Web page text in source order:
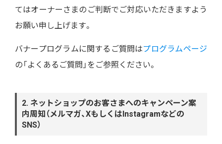
てはオーナーさまのご判断でご対応いただきますよう
お願い申し上げます。
バナープログラムに関するご質問はプログラムページ
の「よくあるご質問」をご参照ください。
2. ネットショップのお客さまへのキャンペーン案
内周知（メルマガ、XもしくはInstagramなどの
SNS）